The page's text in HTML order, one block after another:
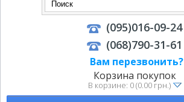
Корзина покупок
В корзине: 0 (0.00 грн.)
(095)016-09-24
(068)790-31-61
Вам перезвонить?